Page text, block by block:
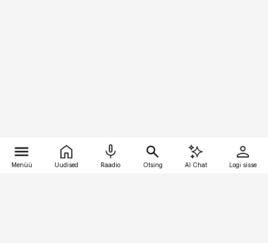
Menüü Uudised Raadio Otsing AI Chat Logi sisse